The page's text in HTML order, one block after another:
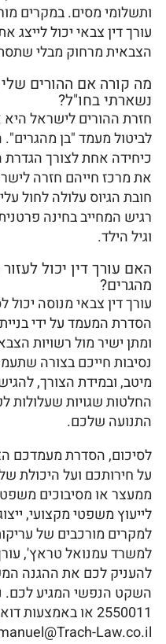
ותשלומי מסים. במקרים
עורך דין צבאי יכול
הצבאית מרחוק מבלי
מה קורה אם ההורים שלי
נשארתי בחו"ל?
חזרת ההורים לישראל היא
לביטול מעמד "בן
כיחידה אחת לצורך
את מרכז חייהם חזרה
חובת הגיוס עלולה לחול
רגיש המחייב בחינה
וגיל הילד.
האם עורך דין יכול
מהגרים?
עורך דין צבאי מנוסה
הסדרת המעמד על ידי
ומתן ישיר מול רשויות
נסיבות חייכם בצורה
מיטב, ובמידת הצורך,
החלטות שגויות שעלולות
התנועה שלכם.
לסיכום, הסדרת מעמדכם
על חירותכם ועל
ממעצר או מסיבוכים
לייעוץ משפטי מקצועי,
למקרים מורכבים של
למשרד עמנואל טראץ', עורך
להעניק לכם את ההגנה
2550011 או
Law.co.il.